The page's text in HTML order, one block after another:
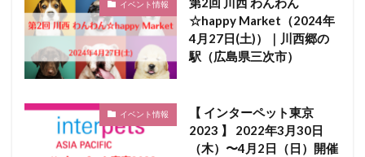
イベント情報
☆happy Market（2024年
4月27日(土)）｜川西郷の
駅（広島県三次市）
イベント情報
【 インターペット東京
2023 】 2022年3月30日
（木）〜4月2日（日）開催